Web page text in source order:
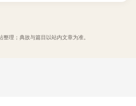
整理；典故与篇目以站内文章为准。